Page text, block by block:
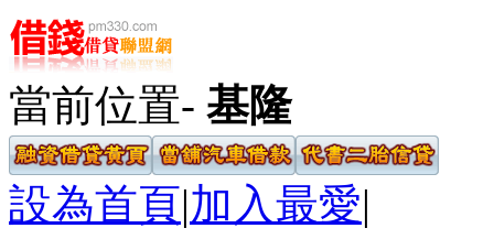
當前位置- 基隆
設為首頁|加入最愛|